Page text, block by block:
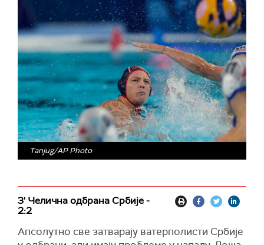
Tanjug/AP Photo
3' Челична одбрана Србије -
2:2
Апсолутно све затварају ватерполисти Србије